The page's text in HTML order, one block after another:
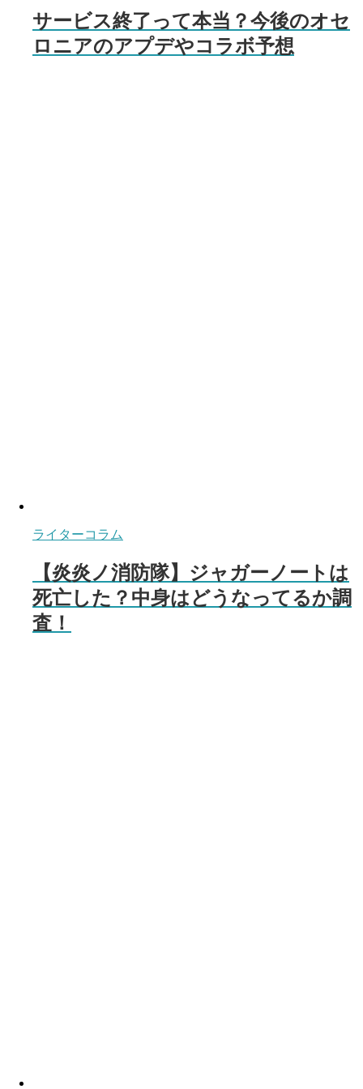
サービス終了って本当？今後のオセ
ロニアのアプデやコラボ予想
ライターコラム
【炎炎ノ消防隊】ジャガーノートは
死亡した？中身はどうなってるか調
査！